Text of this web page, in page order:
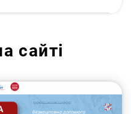
сайті